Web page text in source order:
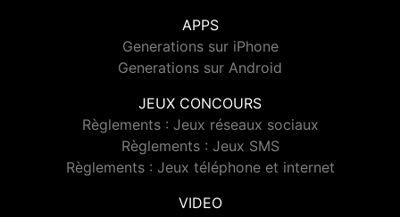
APPS
Generations sur iPhone
Generations sur Android
JEUX CONCOURS
Règlements : Jeux réseaux sociaux
Règlements : Jeux SMS
Règlements : Jeux téléphone et internet
VIDEO